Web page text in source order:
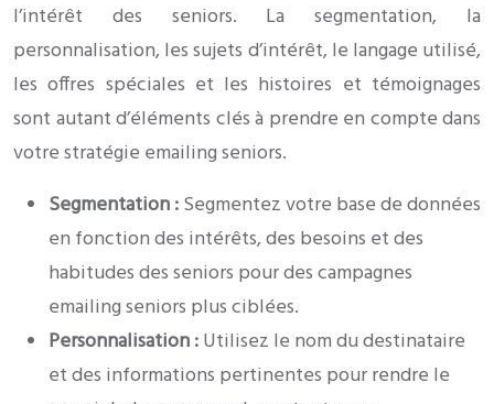
l’intérêt des seniors. La segmentation, la
personnalisation, les sujets d’intérêt, le langage utilisé,
les offres spéciales et les histoires et témoignages
sont autant d’éléments clés à prendre en compte dans
votre stratégie emailing seniors.
Segmentation :Segmentez votre base de données
en fonction des intérêts, des besoins et des
habitudes des seniors pour des campagnes
emailing seniors plus ciblées.
Personnalisation :Utilisez le nom du destinataire
et des informations pertinentes pour rendre le